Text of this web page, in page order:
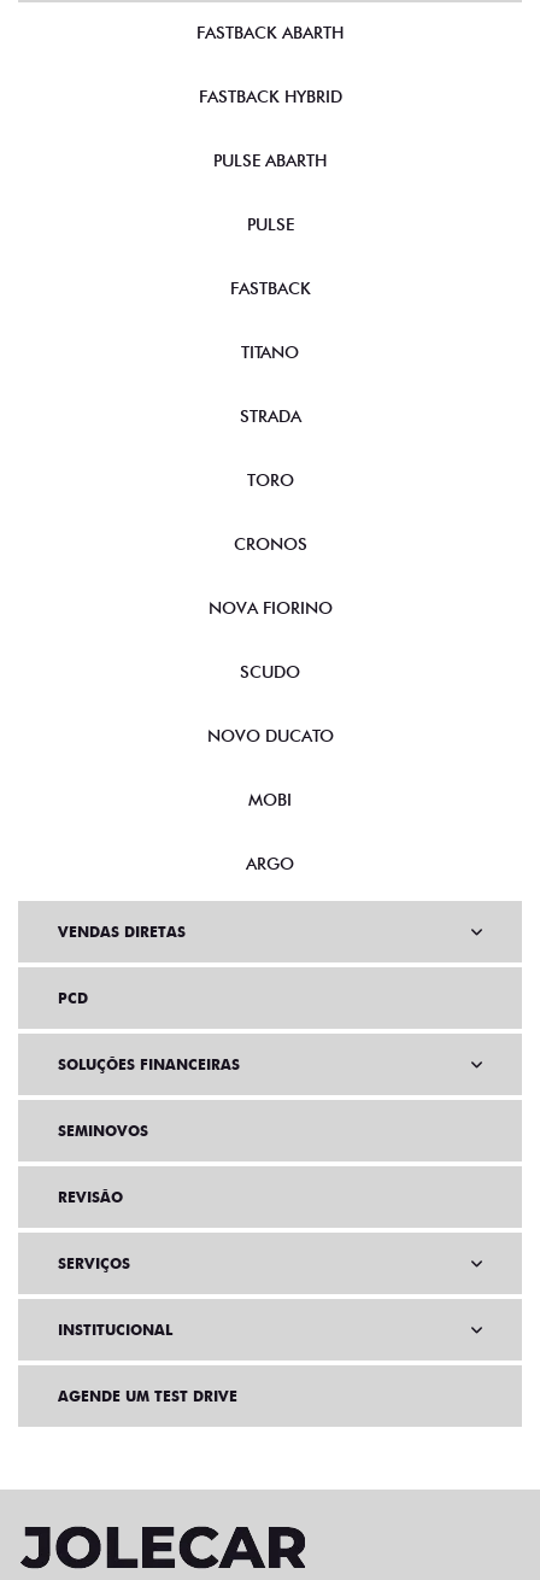
FASTBACK ABARTH
FASTBACK HYBRID
PULSE ABARTH
PULSE
FASTBACK
TITANO
STRADA
TORO
CRONOS
NOVA FIORINO
SCUDO
NOVO DUCATO
MOBI
ARGO
VENDAS DIRETAS
PCD
SOLUÇÕES FINANCEIRAS
SEMINOVOS
REVISÃO
SERVIÇOS
INSTITUCIONAL
AGENDE UM TEST DRIVE